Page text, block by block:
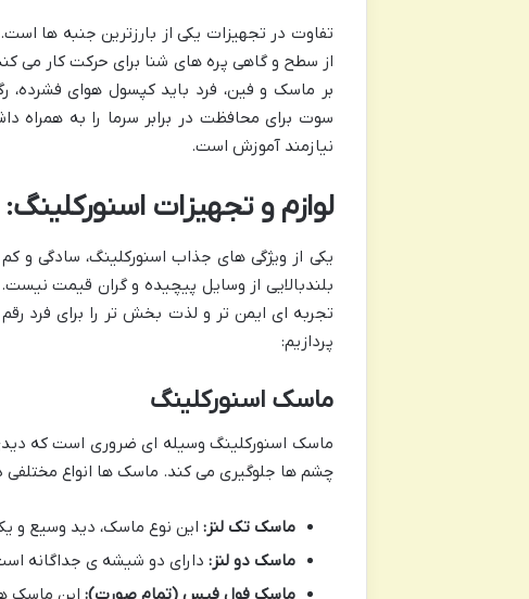
تفاوت در تجهیزات یکی از بارزترین جنبه ها
از سطح و گاهی پره های شنا برای حرکت کار می
بر ماسک و فین، فرد باید کپسول هوای فشرده،
سوت برای محافظت در برابر سرما را به همراه
نیازمند آموزش است.
لوازم و تجهیزات
یکی از ویژگی های جذاب اسنورکلینگ، سادگی و
بلندبالایی از وسایل پیچیده و گران قیمت
تجربه ای ایمن تر و لذت بخش تر را برای فرد
پردازیم:
ماسک اسنورکلینگ
ماسک اسنورکلینگ وسیله ای ضروری است که
چشم ها جلوگیری می کند. ماسک ها انواع مختلفی
ماسک تک لنز: این نوع ماسک، دید وسیع و
ماسک دو لنز: دارای دو شیشه ی جداگانه